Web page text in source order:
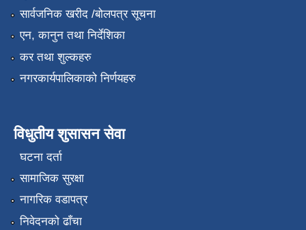
सार्वजनिक खरीद /बोलपत्र सूचना
एन, कानुन तथा निर्देशिका
कर तथा शुल्कहरु
नगरकार्यपालिकाको निर्णयहरु
विधुतीय शुसासन सेवा
घटना दर्ता
सामाजिक सुरक्षा
नागरिक वडापत्र
निवेदनको ढाँचा